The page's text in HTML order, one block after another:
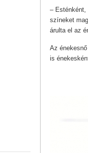
– Esténként,
színeket
árulta el az
Az
is